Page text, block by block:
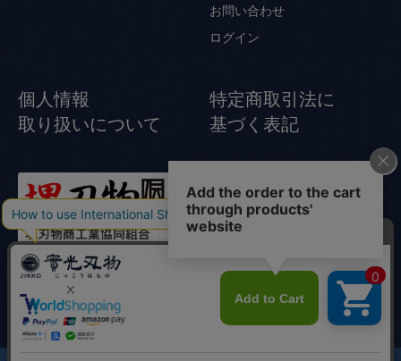
お問い合わせ
ログイン
個人情報
取り扱いについて
特定商取引法に
基づく表記
© Jikko Japanese knife All rights reserved.